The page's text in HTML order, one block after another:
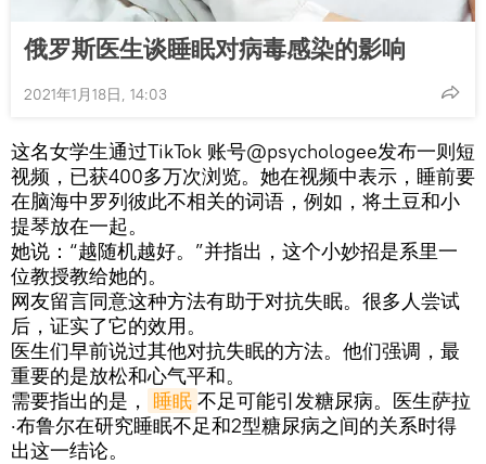
俄罗斯医生谈睡眠对病毒感染的影响
2021年1月18日, 14:03
这名女学生通过TikTok 账号@psychologee发布一则短
视频，已获400多万次浏览。她在视频中表示，睡前要
在脑海中罗列彼此不相关的词语，例如，将土豆和小
提琴放在一起。
她说：“越随机越好。”并指出，这个小妙招是系里一
位教授教给她的。
网友留言同意这种方法有助于对抗失眠。很多人尝试
后，证实了它的效用。
医生们早前说过其他对抗失眠的方法。他们强调，最
重要的是放松和心气平和。
需要指出的是， 睡眠 不足可能引发糖尿病。医生萨拉
·布鲁尔在研究睡眠不足和2型糖尿病之间的关系时得
出这一结论。